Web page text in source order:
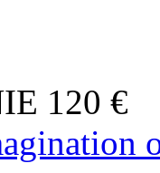
120 €